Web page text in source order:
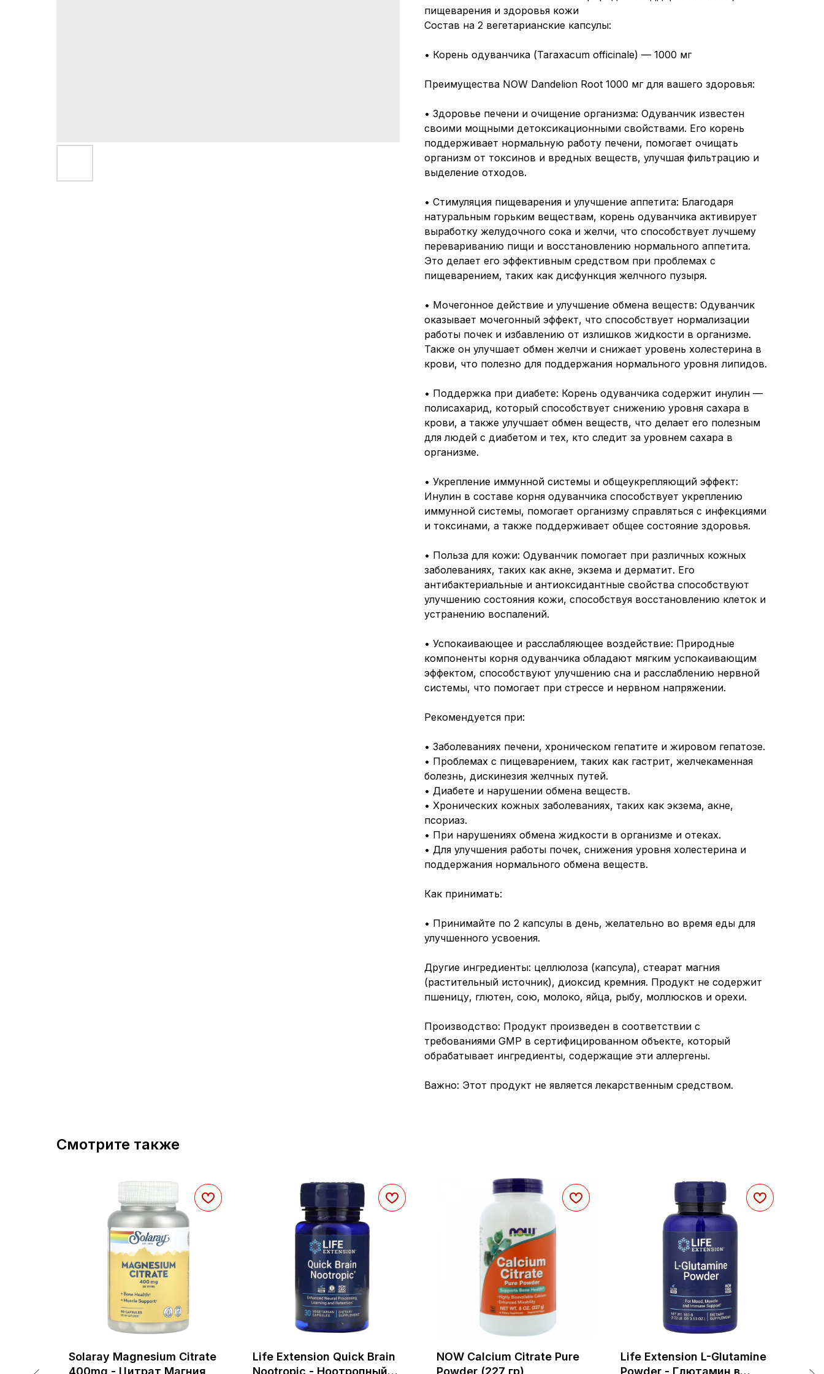
пищеварения и здоровья кожи
Состав на 2 вегетарианские капсулы:
• Корень одуванчика (Taraxacum officinale) — 1000 мг
Преимущества NOW Dandelion Root 1000 мг для вашего здоровья:
• Здоровье печени и очищение организма: Одуванчик известен
своими мощными детоксикационными свойствами. Его корень
поддерживает нормальную работу печени, помогает очищать
организм от токсинов и вредных веществ, улучшая фильтрацию и
выделение отходов.
• Стимуляция пищеварения и улучшение аппетита: Благодаря
натуральным горьким веществам, корень одуванчика активирует
выработку желудочного сока и желчи, что способствует лучшему
перевариванию пищи и восстановлению нормального аппетита.
Это делает его эффективным средством при проблемах с
пищеварением, таких как дисфункция желчного пузыря.
• Мочегонное действие и улучшение обмена веществ: Одуванчик
оказывает мочегонный эффект, что способствует нормализации
работы почек и избавлению от излишков жидкости в организме.
Также он улучшает обмен желчи и снижает уровень холестерина в
крови, что полезно для поддержания нормального уровня липидов.
• Поддержка при диабете: Корень одуванчика содержит инулин —
полисахарид, который способствует снижению уровня сахара в
крови, а также улучшает обмен веществ, что делает его полезным
для людей с диабетом и тех, кто следит за уровнем сахара в
организме.
• Укрепление иммунной системы и общеукрепляющий эффект:
Инулин в составе корня одуванчика способствует укреплению
иммунной системы, помогает организму справляться с инфекциями
и токсинами, а также поддерживает общее состояние здоровья.
• Польза для кожи: Одуванчик помогает при различных кожных
заболеваниях, таких как акне, экзема и дерматит. Его
антибактериальные и антиоксидантные свойства способствуют
улучшению состояния кожи, способствуя восстановлению клеток и
устранению воспалений.
• Успокаивающее и расслабляющее воздействие: Природные
компоненты корня одуванчика обладают мягким успокаивающим
эффектом, способствуют улучшению сна и расслаблению нервной
системы, что помогает при стрессе и нервном напряжении.
Рекомендуется при:
• Заболеваниях печени, хроническом гепатите и жировом гепатозе.
• Проблемах с пищеварением, таких как гастрит, желчекаменная
болезнь, дискинезия желчных путей.
• Диабете и нарушении обмена веществ.
• Хронических кожных заболеваниях, таких как экзема, акне,
псориаз.
• При нарушениях обмена жидкости в организме и отеках.
• Для улучшения работы почек, снижения уровня холестерина и
поддержания нормального обмена веществ.
Как принимать:
• Принимайте по 2 капсулы в день, желательно во время еды для
улучшенного усвоения.
Другие ингредиенты: целлюлоза (капсула), стеарат магния
(растительный источник), диоксид кремния. Продукт не содержит
пшеницу, глютен, сою, молоко, яйца, рыбу, моллюсков и орехи.
Производство: Продукт произведен в соответствии с
требованиями GMP в сертифицированном объекте, который
обрабатывает ингредиенты, содержащие эти аллергены.
Важно: Этот продукт не является лекарственным средством.
Смотрите также
Solaray Magnesium Citrate
400mg - Цитрат Магния
Life Extension Quick Brain
Nootropic - Ноотропный
NOW Calcium Citrate Pure
Powder (227 гр)
Life Extension L-Glutamine
Powder - Глютамин в